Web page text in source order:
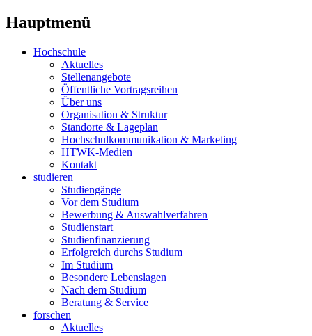
Hauptmenü
Hochschule
Aktuelles
Stellenangebote
Öffentliche Vortragsreihen
Über uns
Organisation & Struktur
Standorte & Lageplan
Hochschulkommunikation & Marketing
HTWK-Medien
Kontakt
studieren
Studiengänge
Vor dem Studium
Bewerbung & Auswahlverfahren
Studienstart
Studienfinanzierung
Erfolgreich durchs Studium
Im Studium
Besondere Lebenslagen
Nach dem Studium
Beratung & Service
forschen
Aktuelles